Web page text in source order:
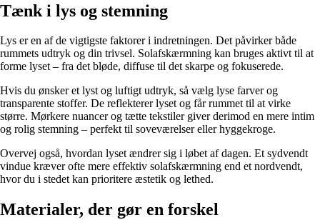
Tænk i lys og stemning
Lys er en af de vigtigste faktorer i indretningen. Det påvirker både
rummets udtryk og din trivsel. Solafskærmning kan bruges aktivt til at
forme lyset – fra det bløde, diffuse til det skarpe og fokuserede.
Hvis du ønsker et lyst og luftigt udtryk, så vælg lyse farver og
transparente stoffer. De reflekterer lyset og får rummet til at virke
større. Mørkere nuancer og tætte tekstiler giver derimod en mere intim
og rolig stemning – perfekt til soveværelser eller hyggekroge.
Overvej også, hvordan lyset ændrer sig i løbet af dagen. Et sydvendt
vindue kræver ofte mere effektiv solafskærmning end et nordvendt,
hvor du i stedet kan prioritere æstetik og lethed.
Materialer, der gør en forskel